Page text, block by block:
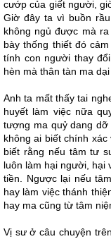
cướp của giết người,
Giờ đây ta vì buồn
không ngủ được mà
bày thống thiết đó
tính con người thay
hèn mà thân tàn ma
Anh ta mất thấy tai
huyết làm việc nữa
tượng ma quỷ dang dỡ
không ai biết chính
biết rằng nếu tâm tư
luôn làm hại người, hại
tiền. Ngược lại nếu
hay làm việc thánh
hay ma cũng từ tâm
Vị sư ở câu chuyện